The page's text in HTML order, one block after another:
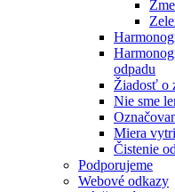
odpadu
Žiadosť o
Nie sme
Miera
Čistenie
Podporujeme
Webové odkazy